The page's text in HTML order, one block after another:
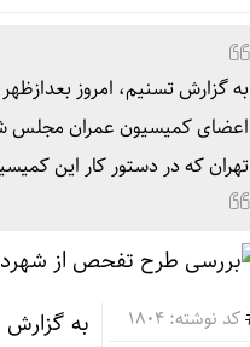
به گزارش تسنیم، امروز
اعضای کمیسیون عمران مجلس
تهران که در دستور کار این
کد نوشته: 1804
به گزارش